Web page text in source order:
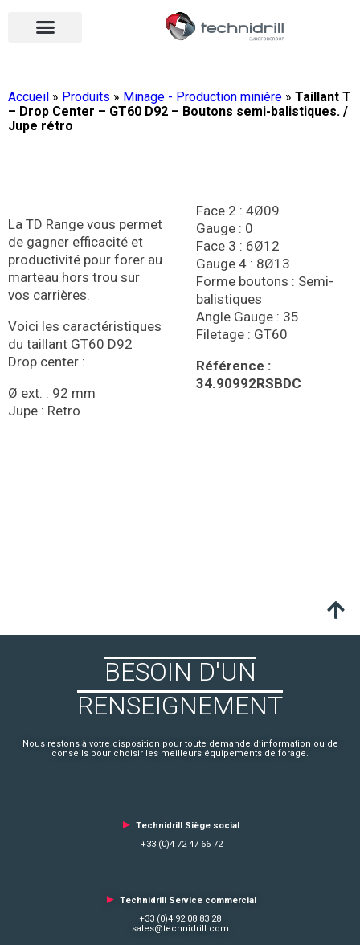
Accueil » Produits » Minage - Production minière » Taillant T
– Drop Center – GT60 D92 – Boutons semi-balistiques. /
Jupe rétro
La TD Range vous permet
de gagner efficacité et
productivité pour forer au
marteau hors trou sur
vos carrières.
Voici les caractéristiques
du taillant GT60 D92
Drop center :
Ø ext. : 92 mm
Jupe : Retro
Face 2 : 4Ø09
Gauge : 0
Face 3 : 6Ø12
Gauge 4 : 8Ø13
Forme boutons : Semi-
balistiques
Angle Gauge : 35
Filetage : GT60
Référence :
34.90992RSBDC
BESOIN D'UN
RENSEIGNEMENT
Nous restons à votre disposition pour toute demande d’information ou de
conseils pour choisir les meilleurs équipements de forage.
► Technidrill Siège social
+33 (0)4 72 47 66 72
► Technidrill Service commercial
+33 (0)4 92 08 83 28
sales@technidrill.com